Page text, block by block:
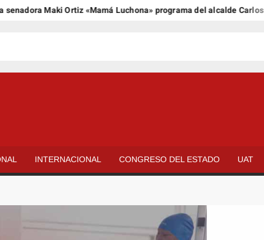
Maki Ortiz «Mamá Luchona» programa del alcalde Carlos
INTERNACIONAL CONGRESO DEL ESTADO UAT